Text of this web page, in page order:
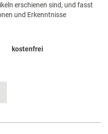
erschienen sind, und fasst
und Erkenntnisse
kostenfrei